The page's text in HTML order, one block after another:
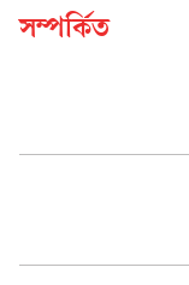
সম্পর্কিত